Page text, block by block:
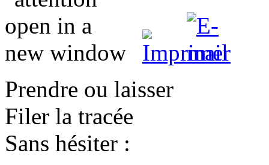
Prendre ou laisser
Filer la tracée
Sans hésiter :